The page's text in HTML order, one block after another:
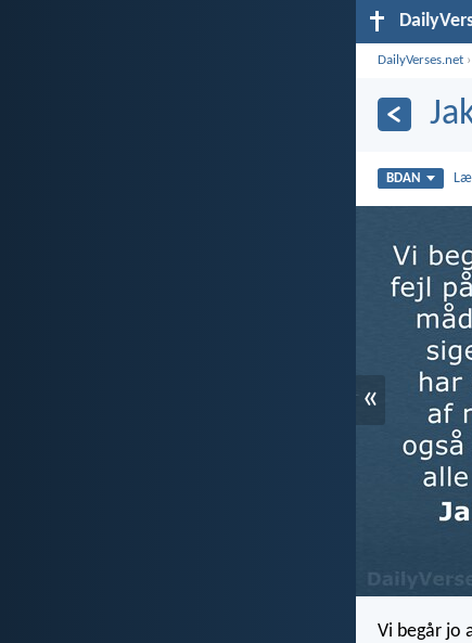
DailyVerses.net ›
BDAN
«
Vi begår jo